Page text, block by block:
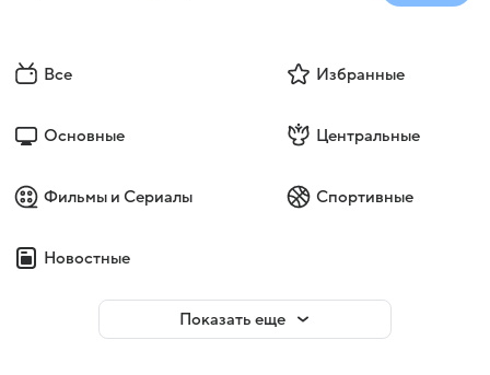
Все Избранные
Основные Центральные
Фильмы и Сериалы Спортивные
Новостные
Показать еще